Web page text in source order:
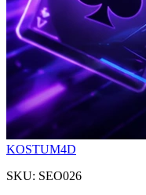
KOSTUM4D
SKU: SEO026